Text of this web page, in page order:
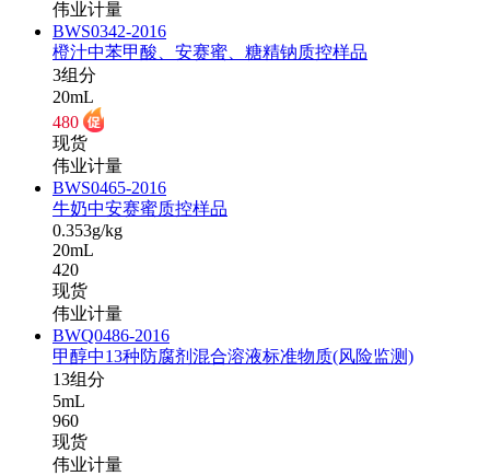
伟业计量
BWS0342-2016
橙汁中苯甲酸、安赛蜜、糖精钠质控样品
3组分
20mL
480
现货
伟业计量
BWS0465-2016
牛奶中安赛蜜质控样品
0.353g/kg
20mL
420
现货
伟业计量
BWQ0486-2016
甲醇中13种防腐剂混合溶液标准物质(风险监测)
13组分
5mL
960
现货
伟业计量